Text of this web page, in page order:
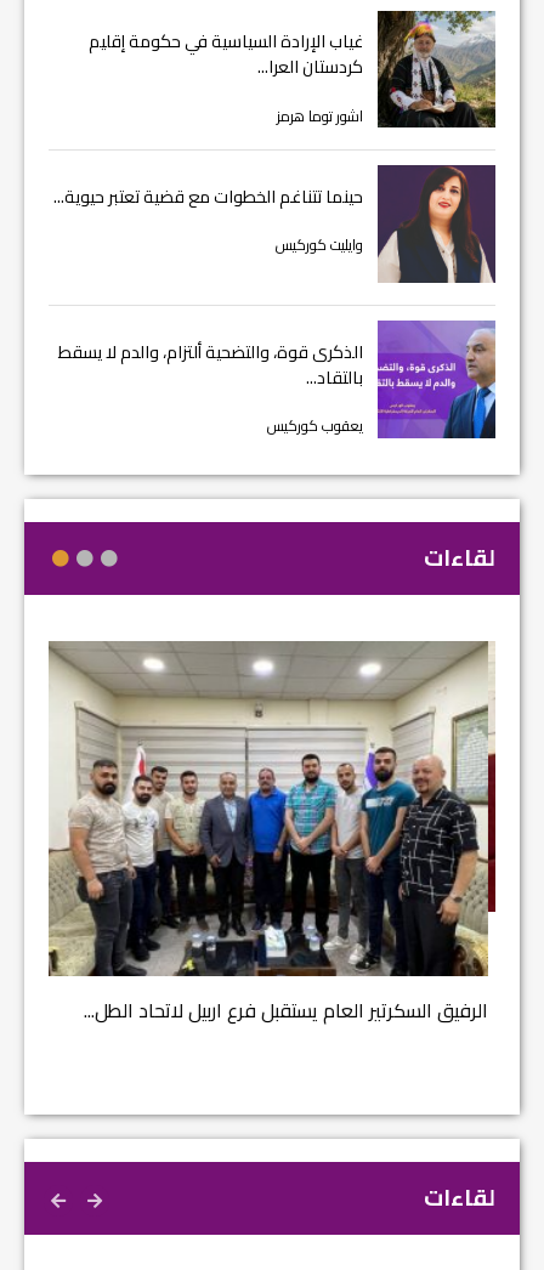
غياب الإرادة السياسية في حكومة إقليم
كردستان العرا...
اشور توما هرمز
حينما تتناغم الخطوات مع قضية تعتبر حيوية...
وايليت كوركيس
الذكرى قوة، والتضحية ألتزام، والدم لا يسقط
بالتقاد...
يعقوب كوركيس
لقاءات
الرفيق السكرتير العام يستقبل فرع اربيل لاتحاد الطل...
لقاءات